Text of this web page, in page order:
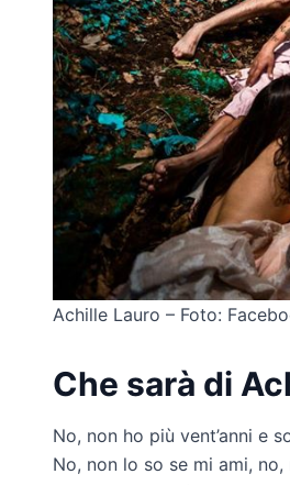
Achille Lauro – Foto:
Che sarà di
No, non ho più vent’anni e
No, non lo so se mi ami,